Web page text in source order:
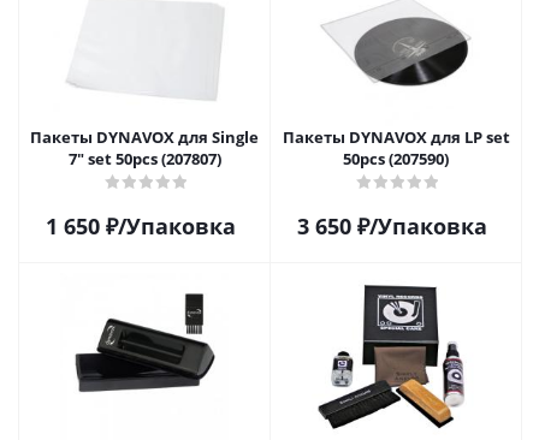
Пакеты DYNAVOX для Single
7" set 50pcs (207807)
1 650₽/Упаковка
Пакеты DYNAVOX для LP set
50pcs (207590)
3 650₽/Упаковка